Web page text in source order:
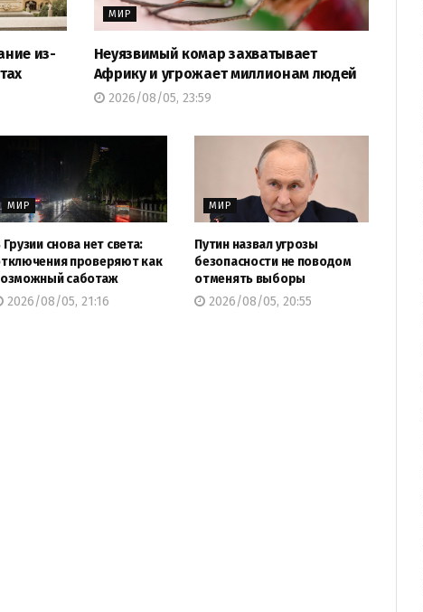
из-
МИР
Неуязвимый комар захватывает
Африку и угрожает миллионам людей
2026/08/05, 23:59
МИР
Грузии снова нет света:
проверяют как
саботаж
2026/08/05, 21:16
МИР
Путин назвал угрозы
безопасности не поводом
отменять выборы
2026/08/05, 20:55